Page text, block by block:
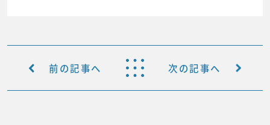
前の記事へ 次の記事へ